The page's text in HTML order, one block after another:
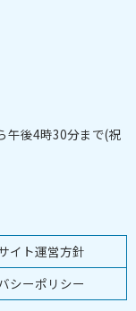
イト運営方針
シーポリシー
午後4時30分まで(祝